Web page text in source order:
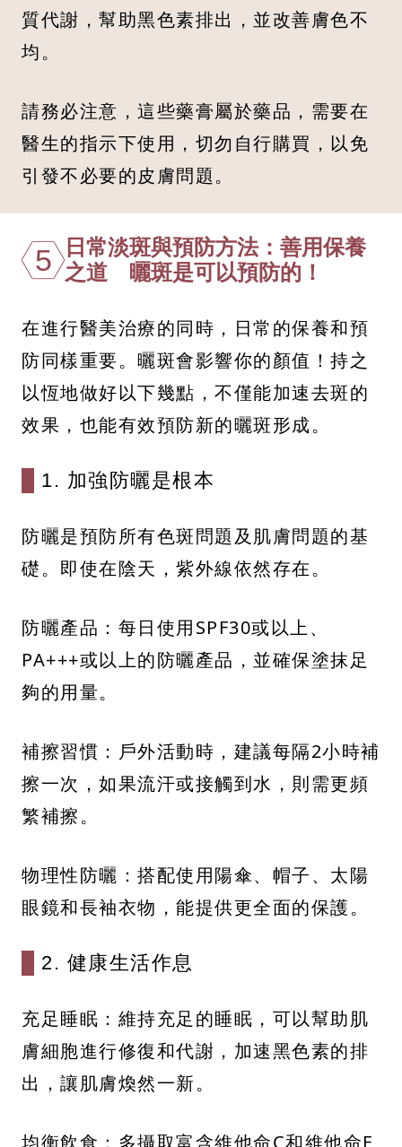
質代謝，幫助黑色素排出，並改善膚色不
均。
請務必注意，這些藥膏屬於藥品，需要在
醫生的指示下使用，切勿自行購買，以免
引發不必要的皮膚問題。
5
日常淡斑與預防方法：善用保養
之道 曬斑是可以預防的！
在進行醫美治療的同時，日常的保養和預
防同樣重要。曬斑會影響你的顏值！持之
以恆地做好以下幾點，不僅能加速去斑的
效果，也能有效預防新的曬斑形成。
1. 加強防曬是根本
防曬是預防所有色斑問題及肌膚問題的基
礎。即使在陰天，紫外線依然存在。
防曬產品：每日使用SPF30或以上、
PA+++或以上的防曬產品，並確保塗抹足
夠的用量。
補擦習慣：戶外活動時，建議每隔2小時補
擦一次，如果流汗或接觸到水，則需更頻
繁補擦。
物理性防曬：搭配使用陽傘、帽子、太陽
眼鏡和長袖衣物，能提供更全面的保護。
2. 健康生活作息
充足睡眠：維持充足的睡眠，可以幫助肌
膚細胞進行修復和代謝，加速黑色素的排
出，讓肌膚煥然一新。
均衡飲食：多攝取富含維他命C和維他命E